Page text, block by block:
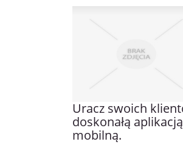
Uracz swoich
doskonałą aplikacją
mobilną.